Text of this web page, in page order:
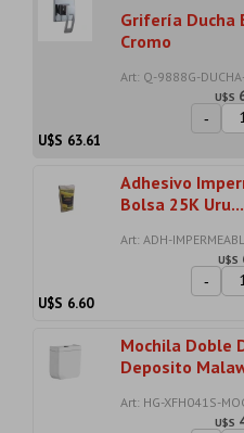
Grifería Ducha
Cromo
Art: Q-9888G-
U$S
-
U$S 63.61
Adhesivo
Bolsa 25K Uru...
Art: ADH-
U$S
-
U$S 6.60
Mochila Doble
Deposito
Art: HG-XFH041S-
U$S